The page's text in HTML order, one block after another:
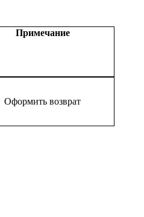
Примечание
Оформить возврат